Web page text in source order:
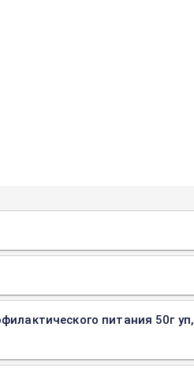
питания 50г